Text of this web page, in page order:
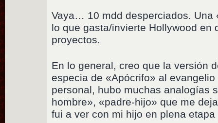
Vaya… 10 mdd desperciados. Una
lo que gasta/invierte Hollywood en
proyectos.
En lo general, creo que la versión
especia de «Apócrifo» al
personal, hubo muchas analogías
hombre», «padre-hijo» que me
fui a ver con mi hijo en plena